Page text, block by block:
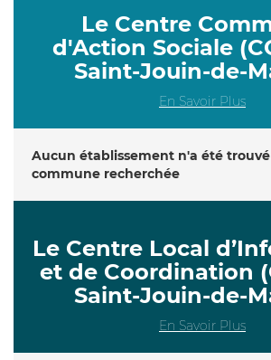
Le Centre
d'Action Sociale
Saint-Jouin-de-
En Savoir Plus
Aucun établissement n'a été
commune recherchée
Le Centre Local
et de Coordination
Saint-Jouin-de-
En Savoir Plus